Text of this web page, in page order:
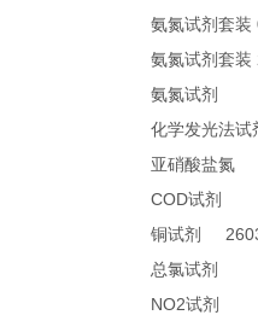
氨氮试剂套装
氨氮试剂套装
氨氮试剂
化学发光法试
亚硝酸盐氮
COD试剂
铜试剂
总氯试剂
NO2试剂